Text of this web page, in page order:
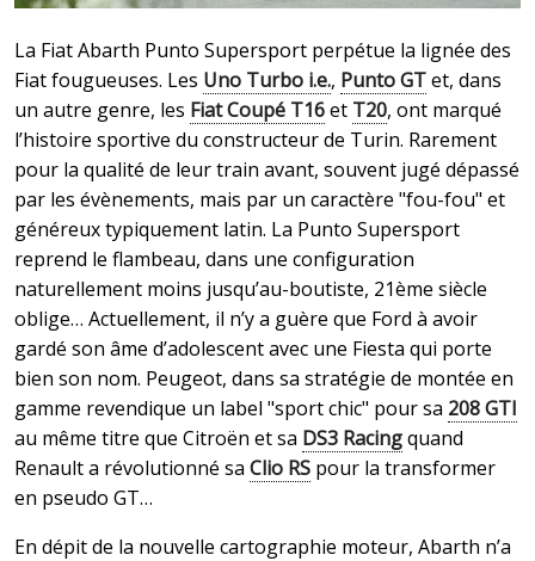
La Fiat Abarth Punto Supersport perpétue la lignée des
Fiat fougueuses. Les Uno Turbo i.e., Punto GTet, dans
un autre genre, les Fiat Coupé T16et T20, ont marqué
l’histoire sportive du constructeur de Turin. Rarement
pour la qualité de leur train avant, souvent jugé dépassé
par les évènements, mais par un caractère "fou-fou" et
généreux typiquement latin. La Punto Supersport
reprend le flambeau, dans une configuration
naturellement moins jusqu’au-boutiste, 21ème siècle
oblige… Actuellement, il n’y a guère que Ford à avoir
gardé son âme d’adolescent avec une Fiesta qui porte
bien son nom. Peugeot, dans sa stratégie de montée en
gamme revendique un label "sport chic" pour sa 208 GTI
au même titre que Citroën et sa DS3 Racingquand
Renault a révolutionné sa Clio RS pour la transformer
en pseudo GT…
En dépit de la nouvelle cartographie moteur, Abarth n’a